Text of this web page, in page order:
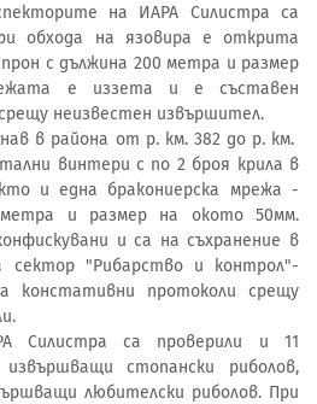
на ИАРА Силистра са
обхода на язовира е открита
с дължина 200 метра и размер
е иззета и е съставен
неизвестен извършител.
в района от р. км. 382 до р. км.
винтери с по 2 броя крила в
и една бракониерска мрежа -
и размер на окото 50мм.
и са на съхранение в
сектор "Рибарство и контрол"-
констативни протоколи срещу
Силистра са проверили и 11
извършващи стопански риболов,
любителски риболов. При